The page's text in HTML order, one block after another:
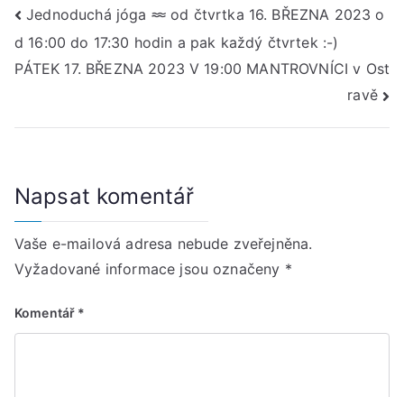
Navigace
pro
Jednoduchá jóga 𐩘 od čtvrtka 16. BŘEZNA 2023 o
d 16:00 do 17:30 hodin a pak každý čtvrtek :-)
PÁTEK 17. BŘEZNA 2023 V 19:00 MANTROVNÍCI v Ost
ravě
Napsat komentář
Vaše e-mailová adresa nebude zveřejněna.
Vyžadované informace jsou označeny *
Komentář *